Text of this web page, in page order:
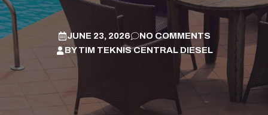
JUNE 23, 2026
NO COMMENTS
BYTIM TEKNIS CENTRAL DIESEL